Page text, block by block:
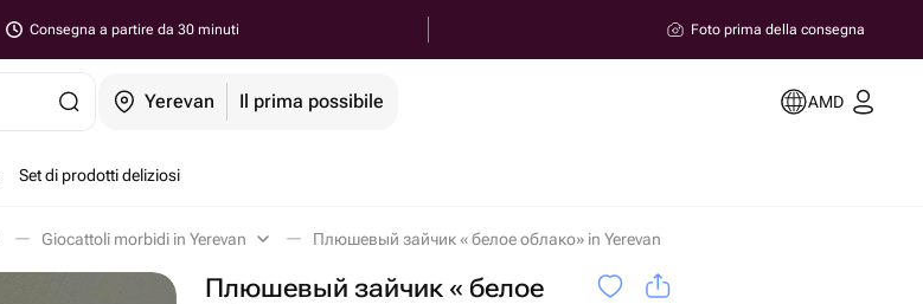
Consegna a partire da 30 minuti Foto prima della consegna
Yerevan Il prima possibile AMD
Set di prodotti deliziosi
Giocattoli morbidi in Yerevan Плюшевый зайчик « белое облако» in Yerevan
Плюшевый зайчик « белое